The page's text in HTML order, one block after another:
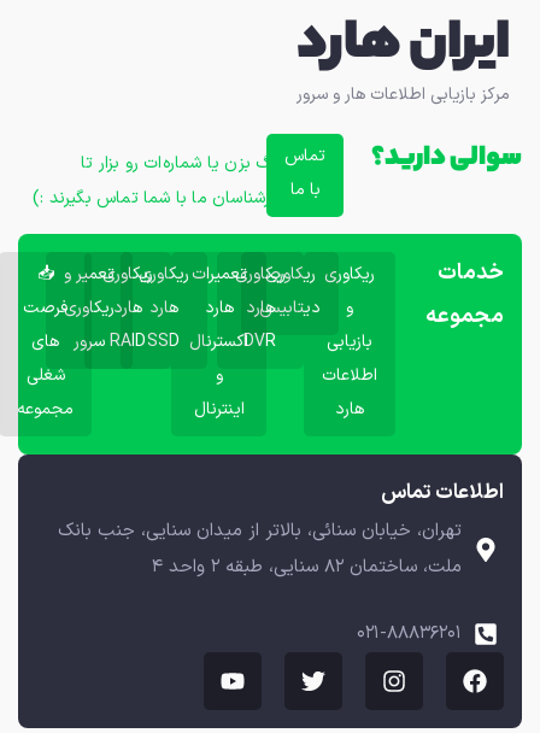
ایران هارد
مرکز بازیابی اطلاعات هار و سرور
سوالی دارید؟
تماس
با ما
زنگ بزن یا شماره‌ات رو بزار تا
کارشناسان ما با شما تماس بگیرند :)
اطلاعات تماس
تهران، خیابان سنائی، بالاتر از میدان سنایی، جنب بانک
ملت، ساختمان ۸۲ سنایی، طبقه ۲ واحد ۴
۰۲۱-۸۸۸۳۶۲۰۱
خدمات
مجموعه
ریکاوری
و
بازیابی
اطلاعات
هارد
ریکاوری
دیتابیس
ریکاوری
هارد
DVR
تعمیرات
هارد
اکسترنال
و
اینترنال
ریکاوری
هارد
SSD
ریکاوری
هارد
RAID
تعمیر و
ریکاوری
سرور
📥
فرصت
های
شغلی
مجموعه